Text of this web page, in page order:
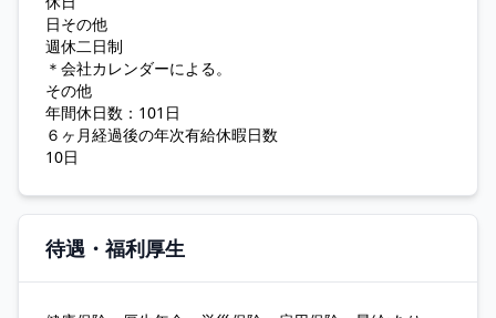
日その他
週休二日制
＊会社カレンダーによる。
その他
年間休日数：101日
６ヶ月経過後の年次有給休暇日数
10日
待遇・福利厚生